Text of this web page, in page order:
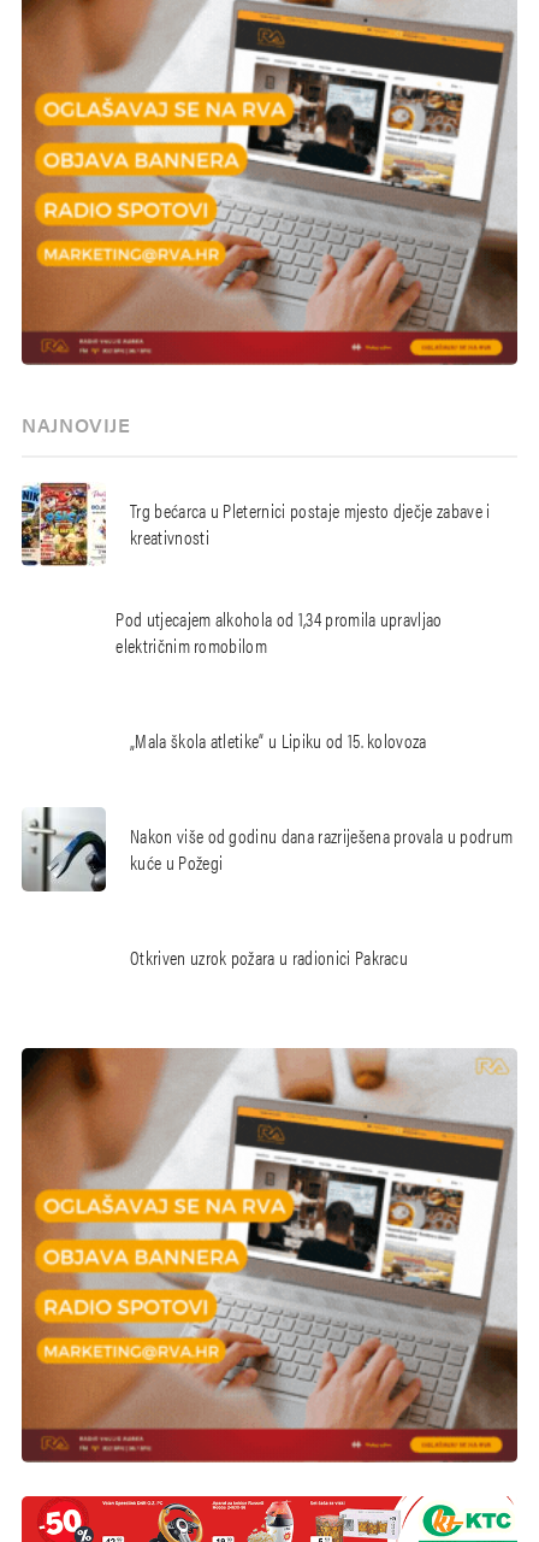
NAJNOVIJE
Trg bećarca u Pleternici postaje mjesto dječje zabave i
kreativnosti
Pod utjecajem alkohola od 1,34 promila upravljao
električnim romobilom
„Mala škola atletike“ u Lipiku od 15. kolovoza
Nakon više od godinu dana razriješena provala u podrum
kuće u Požegi
Otkriven uzrok požara u radionici Pakracu